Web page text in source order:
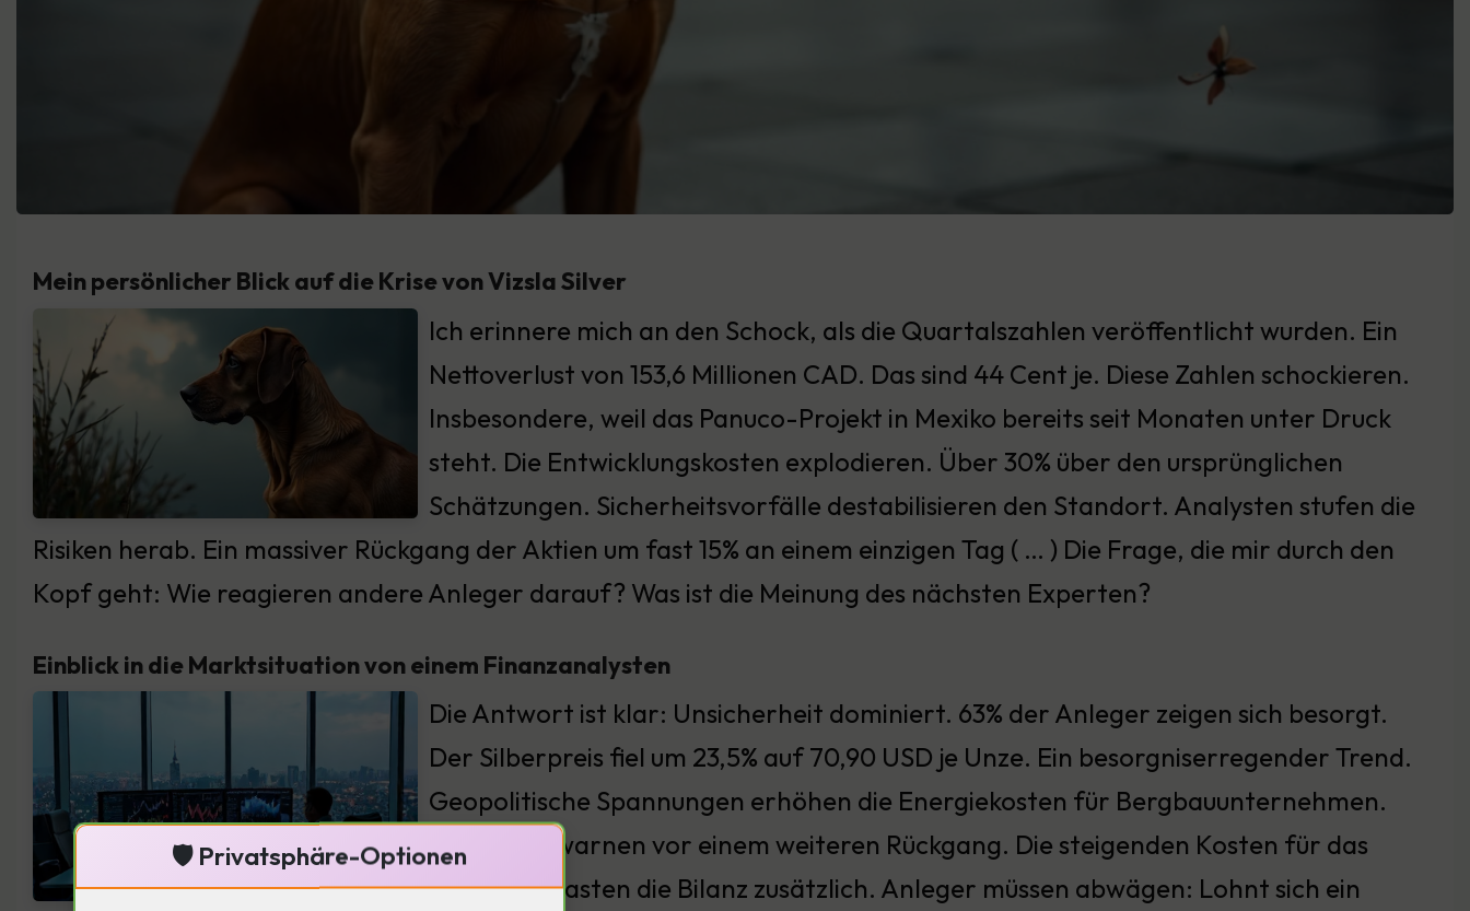
Mein persönlicher Blick auf die Krise von Vizsla Silver
Ich erinnere mich an den Schock, als die Quartalszahlen veröffentlicht wurden. Ein
Nettoverlust von 153,6 Millionen CAD. Das sind 44 Cent je. Diese Zahlen schockieren.
Insbesondere, weil das Panuco-Projekt in Mexiko bereits seit Monaten unter Druck
steht. Die Entwicklungskosten explodieren. Über 30% über den ursprünglichen
Schätzungen. Sicherheitsvorfälle destabilisieren den Standort. Analysten stufen die
Risiken herab. Ein massiver Rückgang der Aktien um fast 15% an einem einzigen Tag ( … ) Die Frage, die mir durch den
Kopf geht: Wie reagieren andere Anleger darauf? Was ist die Meinung des nächsten Experten?
Einblick in die Marktsituation von einem Finanzanalysten
Die Antwort ist klar: Unsicherheit dominiert. 63% der Anleger zeigen sich besorgt.
Der Silberpreis fiel um 23,5% auf 70,90 USD je Unze. Ein besorgniserregender Trend.
Geopolitische Spannungen erhöhen die Energiekosten für Bergbauunternehmen.
Analysten warnen vor einem weiteren Rückgang. Die steigenden Kosten für das
Panuco-belasten die Bilanz zusätzlich. Anleger müssen abwägen: Lohnt sich ein
🛡️ Privatsphäre-Optionen